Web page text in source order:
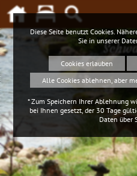
Diese Seite benutzt Cookies.
Sie in unserer
Cookies erlauben
Alle Cookies ablehnen, aber
* Zum Speichern Ihrer Ablehnung
bei Ihnen gesetzt, der 30 Tage
Daten über